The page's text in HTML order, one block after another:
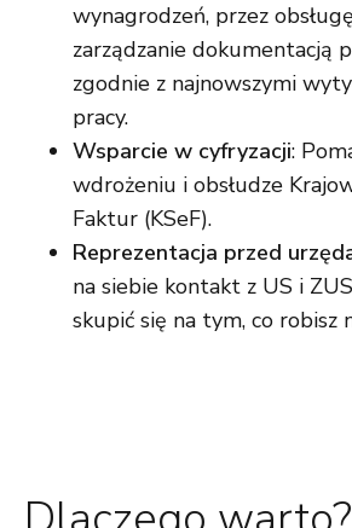
wynagrodzeń, przez
zarządzanie dokumentacją
zgodnie z najnowszymi
pracy.
Wsparcie w cyfryzacji:
wdrożeniu i obsłudze
Faktur (KSeF).
Reprezentacja przed
na siebie kontakt z US i
skupić się na tym, co robisz